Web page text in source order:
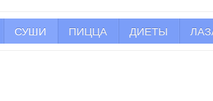
СУШИ ПИЦЦА ДИЕТЫ